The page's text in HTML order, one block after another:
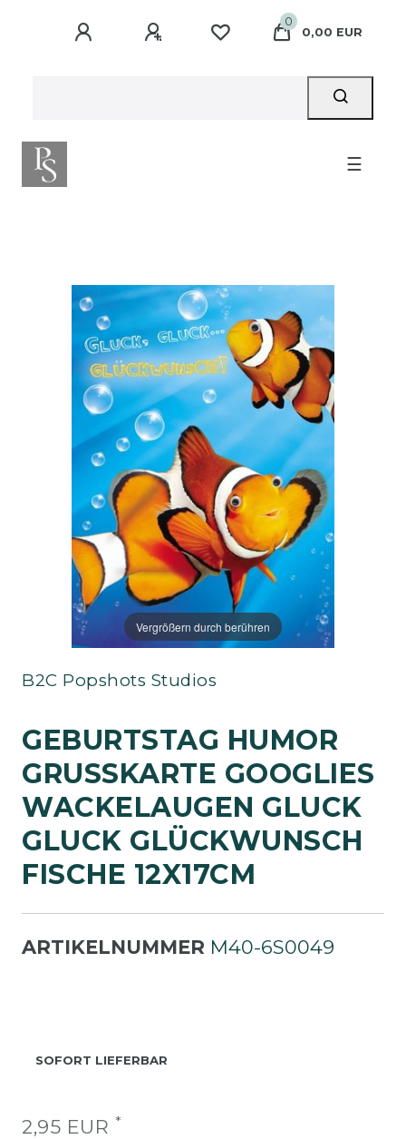
0
0,00 EUR
☰
Vergrößern durch berühren
B2C Popshots Studios
GEBURTSTAG HUMOR
GRUSSKARTE GOOGLIES W
ACKELAUGEN GLUCK G
LUCK GLÜCKWUNSCH F
ISCHE 12X17CM
ARTIKELNUMMER M40-6S0049
SOFORT LIEFERBAR
2,95 EUR *